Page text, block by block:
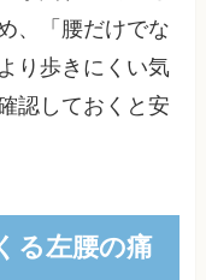
、「腰だけでな
り歩きにくい気
認しておくと安
る左腰の痛